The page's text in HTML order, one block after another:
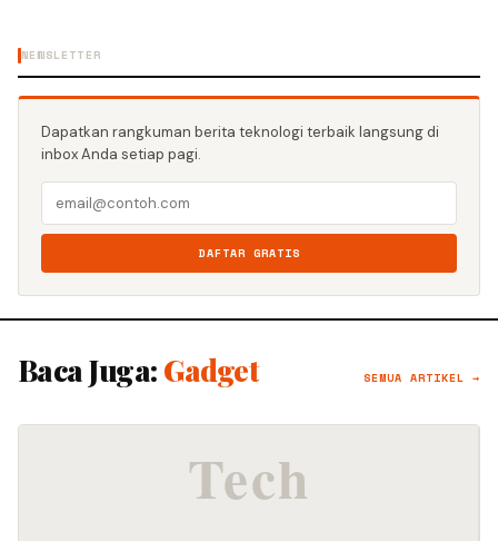
NEWSLETTER
Dapatkan rangkuman berita teknologi terbaik langsung di
inbox Anda setiap pagi.
DAFTAR GRATIS
Baca Juga: Gadget SEMUA ARTIKEL →